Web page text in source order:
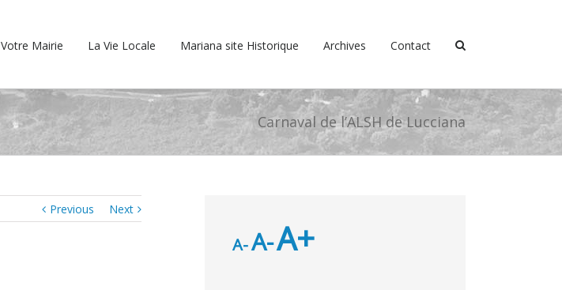
Votre Mairie La Vie Locale Mariana site Historique Archives Contact
Carnaval de l’ALSH de Lucciana
Previous Next
A-A-A+